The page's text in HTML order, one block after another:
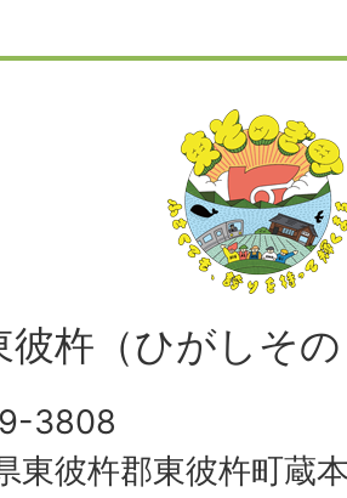
彼杵（ひがしそ
3808
東彼杵郡東彼杵町蔵